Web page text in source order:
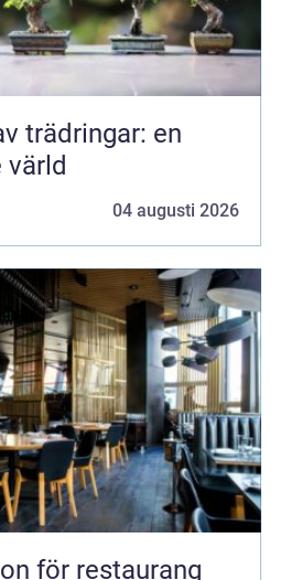
trädringar: en
04 augusti 2026
för restaurang